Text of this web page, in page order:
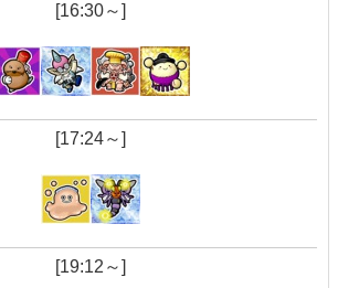
[16:30～]
[17:24～]
[19:12～]